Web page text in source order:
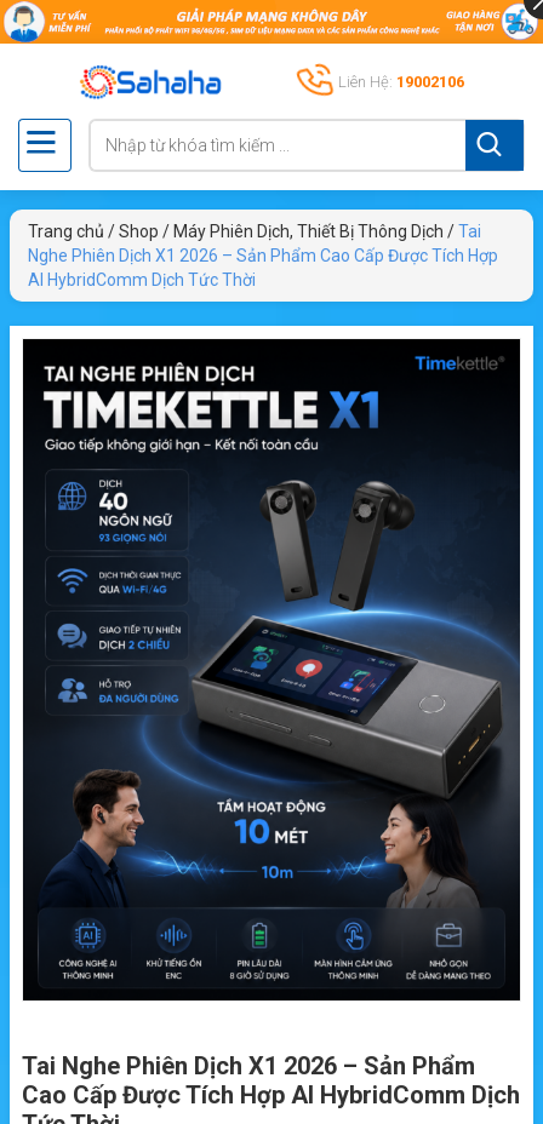
Liên Hệ: 19002106
Trang chủ /Shop / Máy Phiên Dịch, Thiết Bị Thông Dịch /Tai
Nghe Phiên Dịch X1 2026 – Sản Phẩm Cao Cấp Được Tích Hợp
AI HybridComm Dịch Tức Thời
Tai Nghe Phiên Dịch X1 2026 – Sản Phẩm
Cao Cấp Được Tích Hợp AI HybridComm Dịch